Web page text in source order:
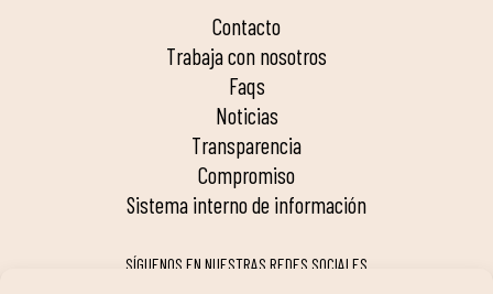
contacto
trabaja con nosotros
faqs
noticias
transparencia
compromiso
sistema interno de información
SÍGUENOS EN NUESTRAS REDES SOCIALES